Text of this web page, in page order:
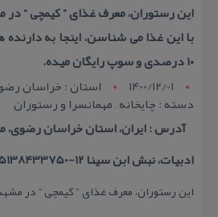
این رستوران، معرف غذای ” كیمچی ” در
با این غذا می شناسن. اینجا به
۱۰ درصدی و سوپ رایگان میده.
1400/12/01
استان : خراسان
دسته : چایخانه , مهمانسرا و رستوران
آدرس : ایران، استان خراسان رضوی،
ادبیات، نبش ابن سینا ۱۲-05138433750
این رستوران، معرف غذای ” كیمچی ” در